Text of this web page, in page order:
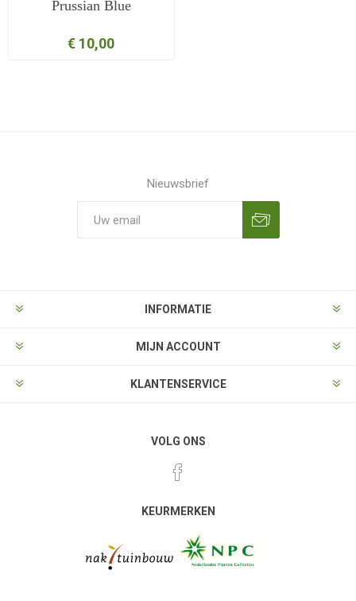
Prussian Blue
€ 10,00
Nieuwsbrief
INFORMATIE
MIJN ACCOUNT
KLANTENSERVICE
VOLG ONS
KEURMERKEN